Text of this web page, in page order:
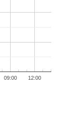
09:00 12:00